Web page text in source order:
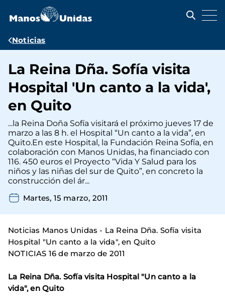
contenido
Ruta
navegación
Noticias
La Reina Dña. Sofía visita
Hospital 'Un canto a la vida',
en Quito
...la Reina Doña Sofía visitará el próximo jueves 17 de
marzo a las 8 h. el Hospital “Un canto a la vida”, en
Quito.En este Hospital, la Fundación Reina Sofía, en
colaboración con Manos Unidas, ha financiado con
116. 450 euros el Proyecto “Vida Y Salud para los
niños y las niñas del sur de Quito”, en concreto la
construcción del ár...
Martes, 15 marzo, 2011
Noticias Manos Unidas - La Reina Dña. Sofía visita
Hospital "Un canto a la vida", en Quito
NOTICIAS 16 de marzo de 2011
La Reina Dña. Sofía visita Hospital "Un canto a la
vida", en Quito